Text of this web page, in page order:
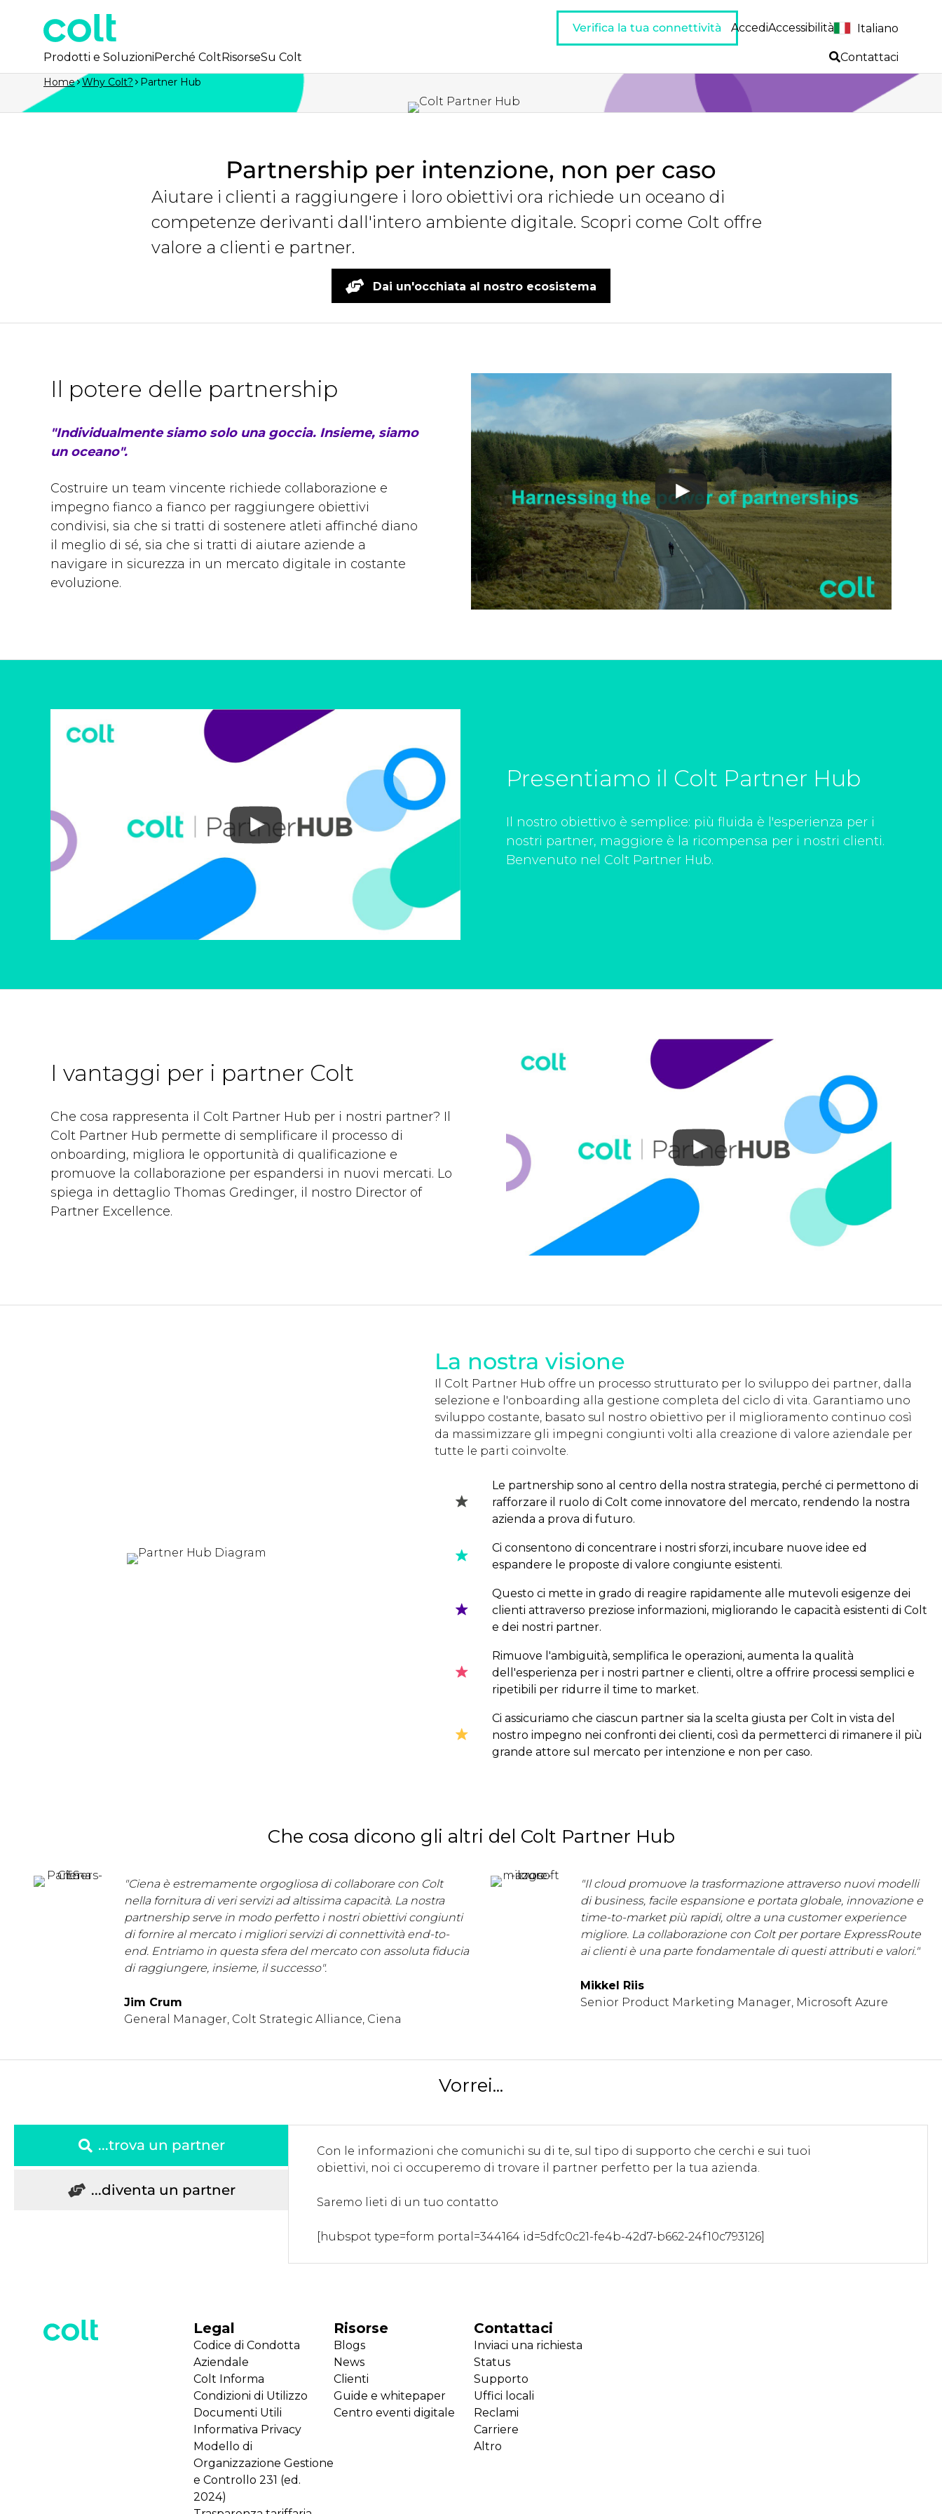
Prodotti e SoluzioniPerché ColtRisorseSu Colt
Verifica la tua connettività AccediAccessibilità Italiano
Contattaci
Home Why Colt? Partner Hub
Partnership per intenzione, non per caso
Aiutare i clienti a raggiungere i loro obiettivi ora richiede un oceano di
competenze derivanti dall'intero ambiente digitale. Scopri come Colt offre
valore a clienti e partner.
Dai un'occhiata al nostro ecosistema
Il potere delle partnership
"Individualmente siamo solo una goccia. Insieme, siamo
un oceano".
Costruire un team vincente richiede collaborazione e
impegno fianco a fianco per raggiungere obiettivi
condivisi, sia che si tratti di sostenere atleti affinché diano
il meglio di sé, sia che si tratti di aiutare aziende a
navigare in sicurezza in un mercato digitale in costante
evoluzione.
Presentiamo il Colt Partner Hub
Il nostro obiettivo è semplice: più fluida è l'esperienza per i
nostri partner, maggiore è la ricompensa per i nostri clienti.
Benvenuto nel Colt Partner Hub.
I vantaggi per i partner Colt
Che cosa rappresenta il Colt Partner Hub per i nostri partner? Il
Colt Partner Hub permette di semplificare il processo di
onboarding, migliora le opportunità di qualificazione e
promuove la collaborazione per espandersi in nuovi mercati. Lo
spiega in dettaglio Thomas Gredinger, il nostro Director of
Partner Excellence.
La nostra visione
Il Colt Partner Hub offre un processo strutturato per lo sviluppo dei partner, dalla
selezione e l'onboarding alla gestione completa del ciclo di vita. Garantiamo uno
sviluppo costante, basato sul nostro obiettivo per il miglioramento continuo così
da massimizzare gli impegni congiunti volti alla creazione di valore aziendale per
tutte le parti coinvolte.
Le partnership sono al centro della nostra strategia, perché ci permettono di
rafforzare il ruolo di Colt come innovatore del mercato, rendendo la nostra
azienda a prova di futuro.
Ci consentono di concentrare i nostri sforzi, incubare nuove idee ed
espandere le proposte di valore congiunte esistenti.
Questo ci mette in grado di reagire rapidamente alle mutevoli esigenze dei
clienti attraverso preziose informazioni, migliorando le capacità esistenti di Colt
e dei nostri partner.
Rimuove l'ambiguità, semplifica le operazioni, aumenta la qualità
dell'esperienza per i nostri partner e clienti, oltre a offrire processi semplici e
ripetibili per ridurre il time to market.
Ci assicuriamo che ciascun partner sia la scelta giusta per Colt in vista del
nostro impegno nei confronti dei clienti, così da permetterci di rimanere il più
grande attore sul mercato per intenzione e non per caso.
Che cosa dicono gli altri del Colt Partner Hub
"Ciena è estremamente orgogliosa di collaborare con Colt
nella fornitura di veri servizi ad altissima capacità. La nostra
partnership serve in modo perfetto i nostri obiettivi congiunti
di fornire al mercato i migliori servizi di connettività end-to-
end. Entriamo in questa sfera del mercato con assoluta fiducia
di raggiungere, insieme, il successo".
Jim Crum
General Manager, Colt Strategic Alliance, Ciena
"Il cloud promuove la trasformazione attraverso nuovi modelli
di business, facile espansione e portata globale, innovazione e
time-to-market più rapidi, oltre a una customer experience
migliore. La collaborazione con Colt per portare ExpressRoute
ai clienti è una parte fondamentale di questi attributi e valori."
Mikkel Riis
Senior Product Marketing Manager, Microsoft Azure
Vorrei...
...trova un partner
...diventa un partner
Con le informazioni che comunichi su di te, sul tipo di supporto che cerchi e sui tuoi
obiettivi, noi ci occuperemo di trovare il partner perfetto per la tua azienda.
Saremo lieti di un tuo contatto
[hubspot type=form portal=344164 id=5dfc0c21-fe4b-42d7-b662-24f10c793126]
Legal
Codice di Condotta
Aziendale
Colt Informa
Condizioni di Utilizzo
Documenti Utili
Informativa Privacy
Modello di
Organizzazione Gestione
e Controllo 231 (ed.
2024)
Risorse
Blogs
News
Clienti
Guide e whitepaper
Centro eventi digitale
Contattaci
Inviaci una richiesta
Status
Supporto
Uffici locali
Reclami
Carriere
Altro